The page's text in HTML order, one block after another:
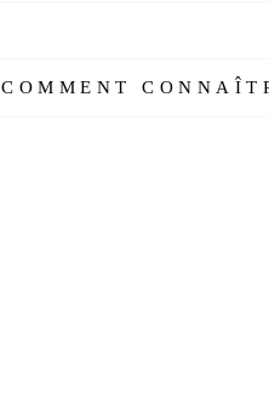
Homme
COMMENT